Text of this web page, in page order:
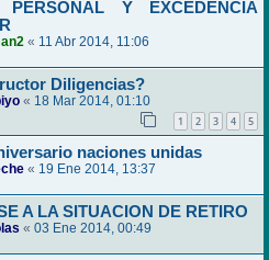
Y EXCEDENCIA
« 11 Abr 2014, 11:06
Diligencias?
« 18 Mar 2014, 01:10
1 2 3 4 5
naciones unidas
« 19 Ene 2014, 13:37
A LA SITUACION DE RETIRO
« 03 Ene 2014, 00:49